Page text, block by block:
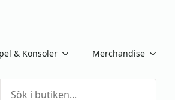
& Konsoler Merchandise